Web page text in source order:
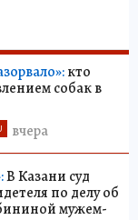
кто
собак в
вчера
В Казани суд
по делу об
мужем-